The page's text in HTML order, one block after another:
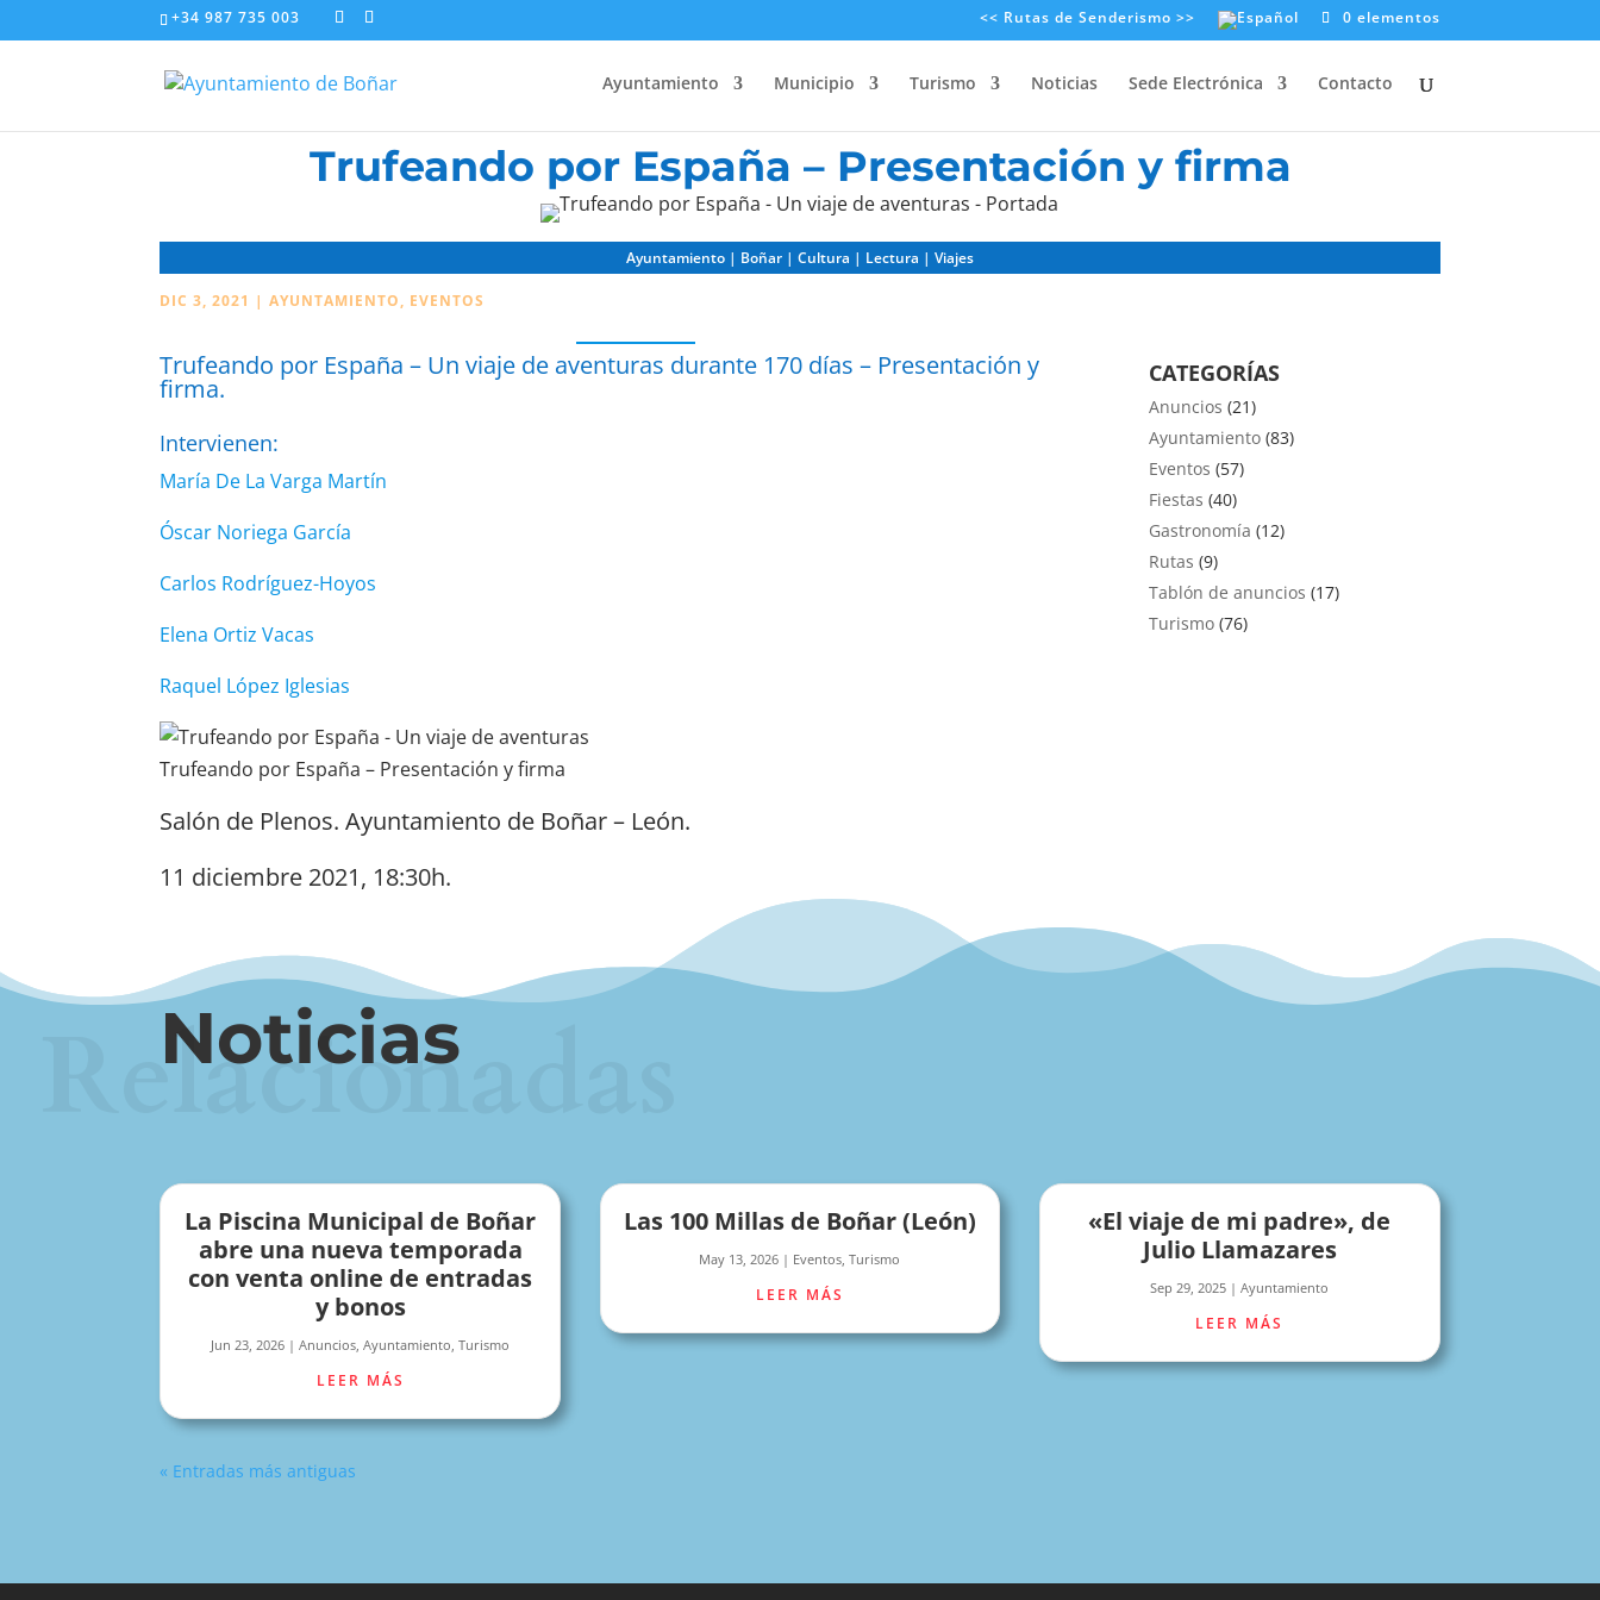
+34 987 735 003 << Rutas de Senderismo >> 0 elementos
Ayuntamiento Municipio Turismo Noticias Sede Electrónica Contacto
Trufeando por España – Presentación y firma
Ayuntamiento | Boñar | Cultura | Lectura | Viajes
DIC 3, 2021 |AYUNTAMIENTO, EVENTOS
Trufeando por España – Un viaje de aventuras durante 170 días – Presentación y
firma.
Intervienen:
María De La Varga Martín
Óscar Noriega García
Carlos Rodríguez-Hoyos
Elena Ortiz Vacas
Raquel López Iglesias
Trufeando por España – Presentación y firma
Salón de Plenos. Ayuntamiento de Boñar – León.
11 diciembre 2021, 18:30h.
CATEGORÍAS
Anuncios (21)
Ayuntamiento(83)
Eventos (57)
Fiestas (40)
Gastronomía (12)
Rutas (9)
Tablón de anuncios (17)
Turismo(76)
Noticias
Relacionadas
La Piscina Municipal de Boñar
abre una nueva temporada
con venta online de entradas
y bonos
Jun 23, 2026 |Anuncios,Ayuntamiento,Turismo
LEER MÁS
Las 100 Millas de Boñar (León)
May 13, 2026 | Eventos,Turismo
LEER MÁS
«El viaje de mi padre», de
Julio Llamazares
Sep 29, 2025 |Ayuntamiento
LEER MÁS
« Entradas más antiguas